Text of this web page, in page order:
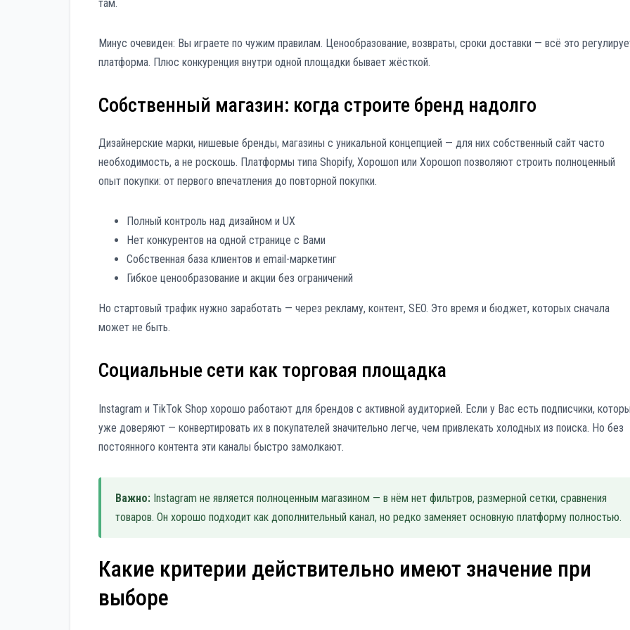
там.
Минус очевиден: Вы играете по чужим правилам. Ценообразование, возвраты, сроки доставки — всё это
платформа. Плюс конкуренция внутри одной площадки бывает жёсткой.
Собственный магазин: когда строите бренд надолго
Дизайнерские марки, нишевые бренды, магазины с уникальной концепцией — для них собственный сайт часто
необходимость, а не роскошь. Платформы типа Shopify, Хорошоп или Хорошоп позволяют строить полноценный
опыт покупки: от первого впечатления до повторной покупки.
Полный контроль над дизайном и UX
Нет конкурентов на одной странице с Вами
Собственная база клиентов и email-маркетинг
Гибкое ценообразование и акции без ограничений
Но стартовый трафик нужно заработать — через рекламу, контент, SEO. Это время и бюджет, которых сначала
может не быть.
Социальные сети как торговая площадка
Instagram и TikTok Shop хорошо работают для брендов с активной аудиторией. Если у Вас есть подписчики,
уже доверяют — конвертировать их в покупателей значительно легче, чем привлекать холодных из поиска. Но без
постоянного контента эти каналы быстро замолкают.
Важно: Instagram не является полноценным магазином — в нём нет фильтров, размерной сетки, сравнения
товаров. Он хорошо подходит как дополнительный канал, но редко заменяет основную платформу полностью.
Какие критерии действительно имеют значение при
выборе